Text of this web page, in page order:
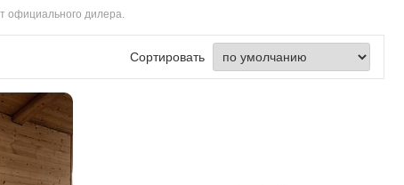
официального дилера.
Сортировать